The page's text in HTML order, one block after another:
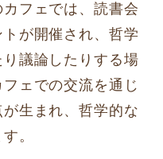
フェでは、読書会
が開催され、哲学
議論したりする場
ェでの交流を通じ
生まれ、哲学的な
。